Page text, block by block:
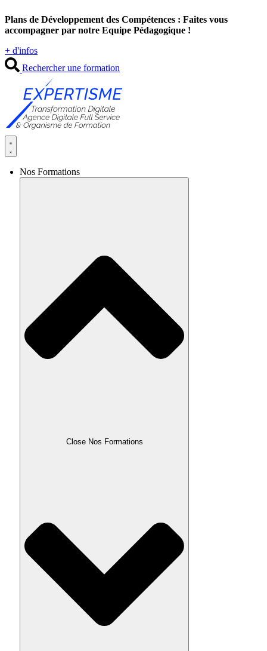
au
contenu
Plans de Développement des Compétences : Faites vous
accompagner par notre Equipe Pédagogique !
+ d'infos
Rechercher une formation
Nos Formations
Close Nos Formations